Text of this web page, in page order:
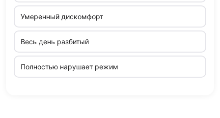
Умеренный дискомфорт
Весь день разбитый
Полностью нарушает режим